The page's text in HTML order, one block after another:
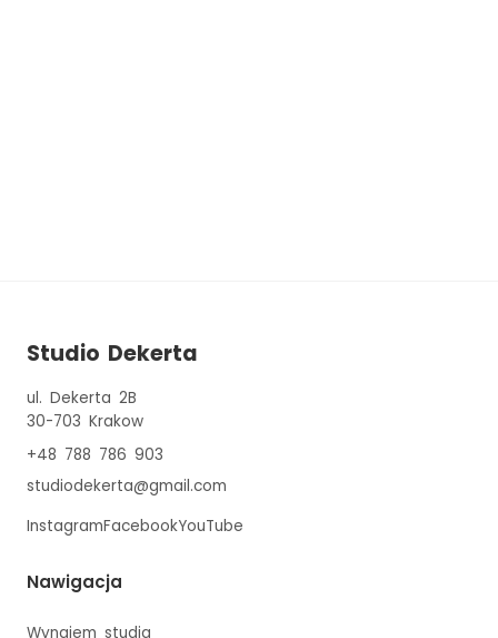
Studio Dekerta
ul. Dekerta 2B
30-703 Krakow
+48 788 786 903
studiodekerta@gmail.com
InstagramFacebookYouTube
Nawigacja
Wynajem studia